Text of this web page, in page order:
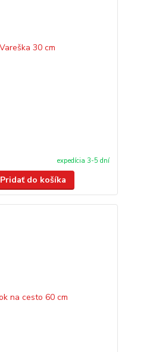
expedícia 3-5 dní
Pridať do košíka